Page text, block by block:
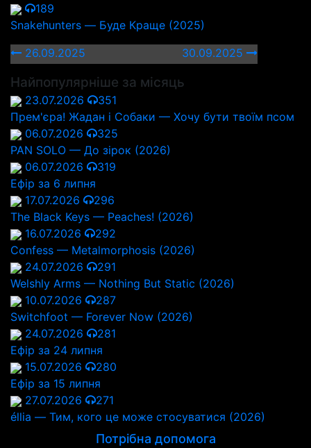
189
Snakehunters — Буде Краще (2025)
26.09.2025
30.09.2025
Найпопулярніше за місяць
23.07.2026
351
Прем'єра! Жадан і Собаки — Хочу бути твоїм псом
06.07.2026
325
PAN SOLO — До зірок (2026)
06.07.2026
319
Ефір за 6 липня
17.07.2026
296
The Black Keys — Peaches! (2026)
16.07.2026
292
Confess — Metalmorphosis (2026)
24.07.2026
291
Welshly Arms — Nothing But Static (2026)
10.07.2026
287
Switchfoot — Forever Now (2026)
24.07.2026
281
Ефір за 24 липня
15.07.2026
280
Ефір за 15 липня
27.07.2026
271
éllia — Тим, кого це може стосуватися (2026)
Потрібна допомога